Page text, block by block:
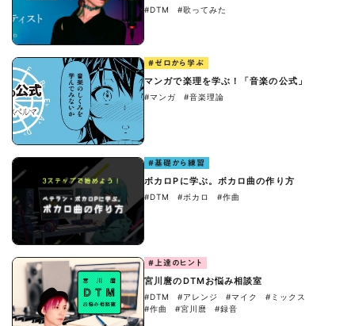
#DTM #歌ってみた
#ゼロから学ぶ
マンガで楽理を学ぶ！「音楽の公式」
#マンガ #音楽理論
#基礎から練習
ボカロPに学ぶ。ボカロ曲の作り方
#DTM #ボカロ #作曲
#上達のヒント
宮川麿のDTMお悩み相談室
#DTM #アレンジ #マイク
#ミックス
#作曲
#宮川麿 #録音